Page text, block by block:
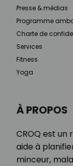
À PROPOS
CROQ est un
aide à
minceur,
Presse & médias
Programme
Charte de
Services
Fitness
Yoga